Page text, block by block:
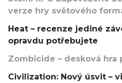
verze hry světového
Heat – recenze jediné
opravdu potřebujete
Zombicide – desková hra
Civilization: Nový úsvit –